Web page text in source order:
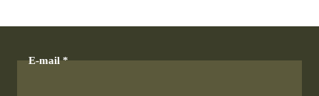
E-mail